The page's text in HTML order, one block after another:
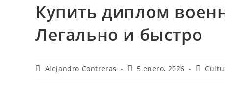
Купить диплом
Легально и быстро
AutorAlejandro Contreras
Entrada
5 enero, 2026